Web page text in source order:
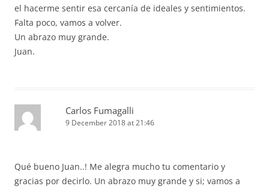
el hacerme sentir esa cercanía de ideales y sentimientos.
Falta poco, vamos a volver.
Un abrazo muy grande.
Juan.
Carlos Fumagalli
9 December 2018 at 21:46
Qué bueno Juan..! Me alegra mucho tu comentario y
gracias por decirlo. Un abrazo muy grande y si; vamos a